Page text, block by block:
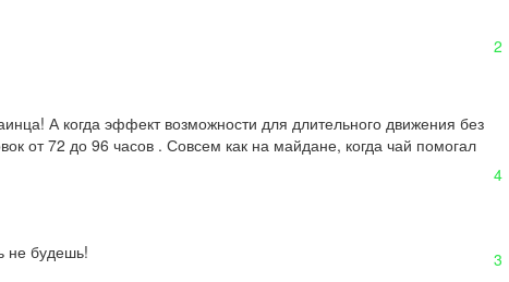
2
А когда эффект возможности для длительного движения без
от 72 до 96 часов . Совсем как на майдане, когда чай помогал
4
не будешь! 3